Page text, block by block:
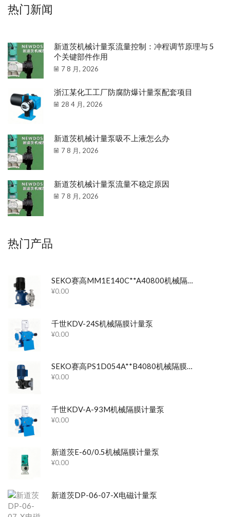
热门新闻
新道茨机械计量泵流量控制：冲程调节原理与 5
个关键部件作用
7 8 月, 2026
浙江某化工工厂防腐防爆计量泵配套项目
28 4 月, 2026
新道茨机械计量泵吸不上液怎么办
7 8 月, 2026
新道茨机械计量泵流量不稳定原因
7 8 月, 2026
热门产品
SEKO赛高MM1E140C**A40800机械隔膜计量泵
¥0.00
千世KDV-24S机械隔膜计量泵
¥0.00
SEKO赛高PS1D054A**B4080机械隔膜计量泵
¥0.00
千世KDV-A-93M机械隔膜计量泵
¥0.00
新道茨E-60/0.5机械隔膜计量泵
¥0.00
新道茨DP-06-07-X电磁计量泵